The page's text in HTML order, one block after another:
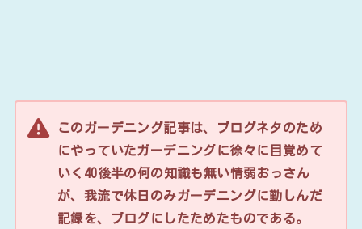
このガーデニング記事は、ブログネタのため
にやっていたガーデニングに徐々に目覚めて
いく40後半の何の知識も無い情弱おっさん
が、我流で休日のみガーデニングに勤しんだ
記録を、ブログにしたためたものである。